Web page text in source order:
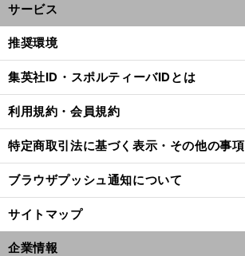
サービス
推奨環境
集英社ID・スポルティーバIDとは
利用規約・会員規約
特定商取引法に基づく表示・その他の事項
ブラウザプッシュ通知について
サイトマップ
企業情報